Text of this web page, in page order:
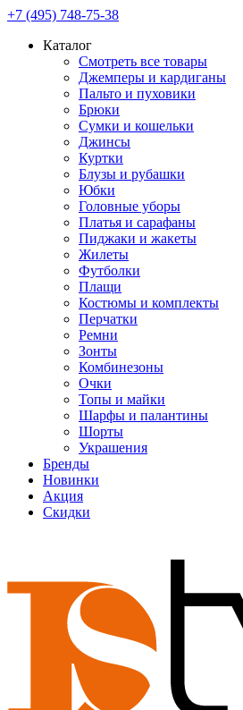
+7 (495) 748-75-38
Каталог
Смотреть все товары
Джемперы и кардиганы
Пальто и пуховики
Брюки
Сумки и кошельки
Джинсы
Куртки
Блузы и рубашки
Юбки
Головные уборы
Платья и сарафаны
Пиджаки и жакеты
Жилеты
Футболки
Плащи
Костюмы и комплекты
Перчатки
Ремни
Зонты
Комбинезоны
Очки
Топы и майки
Шарфы и палантины
Шорты
Украшения
Бренды
Новинки
Акция
Скидки